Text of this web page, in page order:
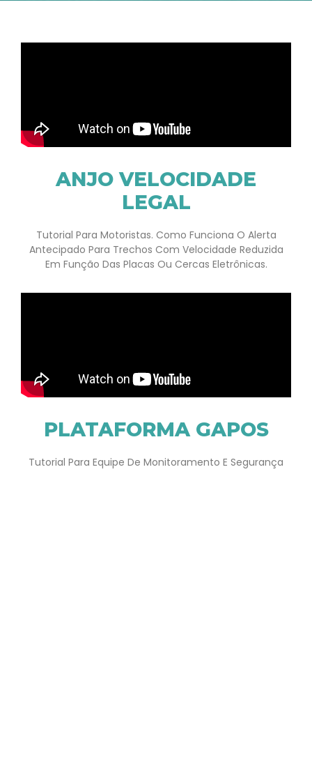
ANJO VELOCIDADE
LEGAL
Tutorial Para Motoristas. Como Funciona O Alerta
Antecipado Para Trechos Com Velocidade Reduzida
Em Função Das Placas Ou Cercas Eletrônicas.
PLATAFORMA GAPOS
Tutorial Para Equipe De Monitoramento E Segurança